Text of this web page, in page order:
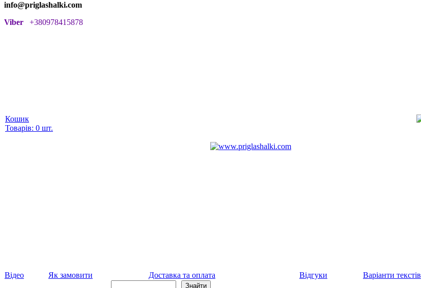
info@priglashalki.com
Viber +380978415878
Кошик
Товарів: 0 шт.
Відео Як замовити Доставка та оплата Відгуки Варіанти текстів